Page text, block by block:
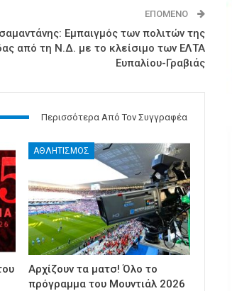
ΕΠΌΜΕΝΟ
Εμπαιγμός των πολιτών της
από τη Ν.Δ. με το κλείσιμο των ΕΛΤΑ
Ευπαλίου-Γραβιάς
Περισσότερα Από Τον Συγγραφέα
ΑΘΛΗΤΙΣΜΟΣ
Αρχίζουν τα ματσ! Όλο το
πρόγραμμα του Μουντιάλ 2026